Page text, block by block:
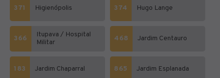
371 Higienópolis 374 Hugo Lange
366
Itupava / Hospital
Militar
468 Jardim Centauro
183 Jardim Chaparral 865 Jardim Esplanada